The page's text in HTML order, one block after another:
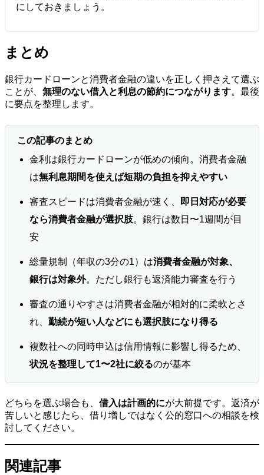
にしておきましょう。
まとめ
銀行カードローンと消費者金融の違いを正しく押さえて選ぶ
ことが、 無理のない借入と利息の節約につながります。最後
に要点を整理します。
この記事のまとめ
金利は銀行カードローンが低めの傾向。消費者金融
は無利息期間を使えば短期の負担を抑えやすい
審査スピードは消費者金融が速く、
即日対応が必要
なら消費者金融が選択肢。銀行は数日〜1週間が目
安
総量規制（年収の3分の1）は消費者金融が対象、
銀行は対象外。ただし銀行も返済能力審査を行う
審査の通りやすさは消費者金融が相対的に柔軟とさ
れ、 勤続が短い人などにも選択肢になり得る
複数社への同時申込は信用情報に影響し得るため、
状況を整理して1〜2社に絞るのが基本
どちらを選ぶ場合も、 借入は計画的にが大前提です。返済が
苦しいと感じたら、借り増しではなく公的窓口への相談を検
討してください。
関連記事